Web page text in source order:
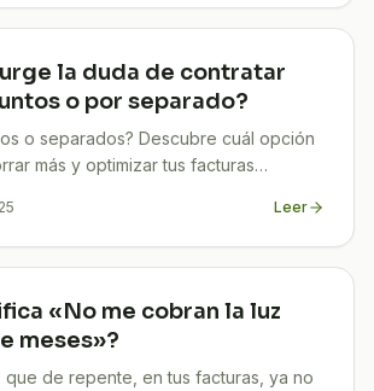
la duda de contratar
o por separado?
o separados? Descubre cuál opción
más y optimizar tus facturas
Leer
«No me cobran la luz
meses»?
que de repente, en tus facturas, ya no